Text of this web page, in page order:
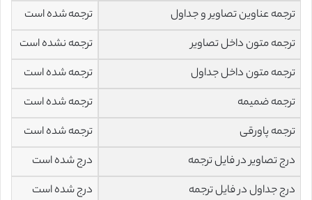
ترجمه عناوین تصاویر و جداول
ترجمه شده است
ترجمه متون داخل تصاویر
ترجمه نشده است
ترجمه متون داخل جداول
ترجمه شده است
ترجمه ضمیمه
ترجمه شده است
ترجمه پاورقی
ترجمه شده است
درج تصاویر در فایل ترجمه
درج شده است
درج جداول در فایل ترجمه
درج شده است